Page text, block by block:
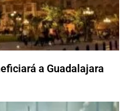
a Guadalajara